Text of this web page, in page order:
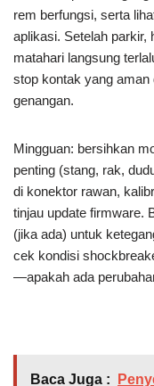
rem berfungsi, serta
aplikasi. Setelah parkir,
matahari langsung
stop kontak yang aman
genangan.
Mingguan: bersihkan
penting (stang, rak,
di konektor rawan,
tinjau update firmware.
(jika ada) untuk
cek kondisi
—apakah ada
Baca Juga :